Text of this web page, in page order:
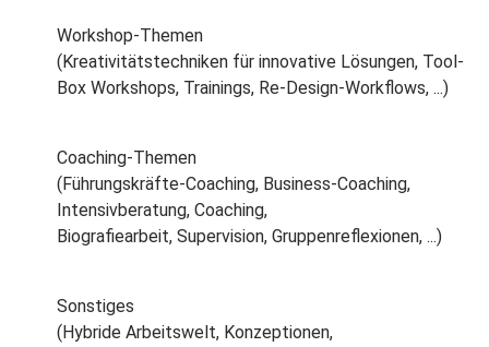
Workshop-Themen
(Kreativitätstechniken für innovative Lösungen, Tool-
Box Workshops, Trainings, Re-Design-Workflows, ...)
Coaching-Themen
(Führungskräfte-Coaching, Business-Coaching,
Intensivberatung, Coaching,
Biografiearbeit, Supervision, Gruppenreflexionen, ...)
Sonstiges
(Hybride Arbeitswelt, Konzeptionen,